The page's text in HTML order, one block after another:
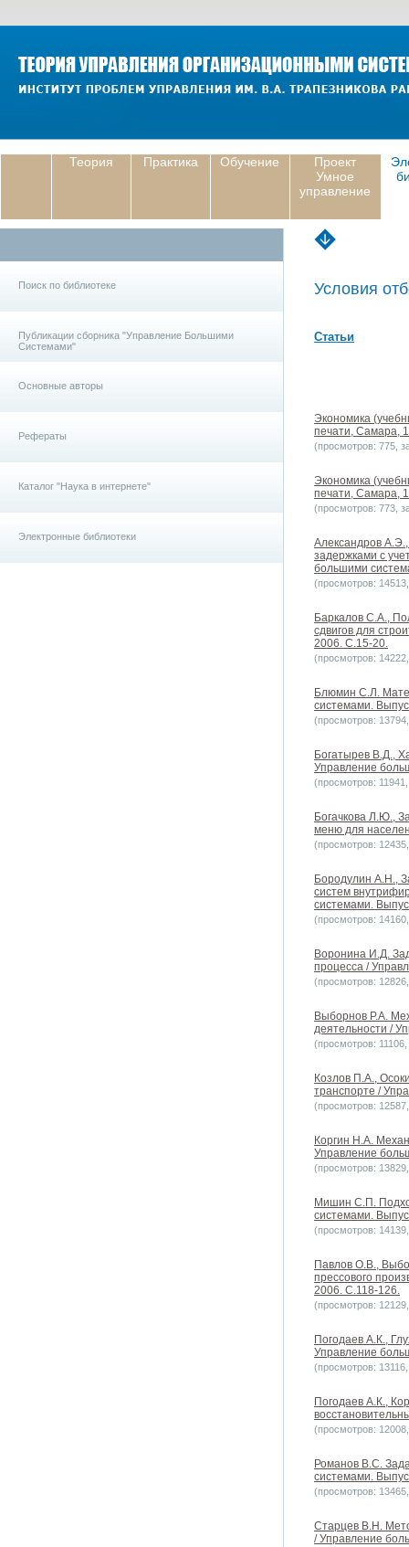
Теория Практика Обучение
Проект
Умное
управление
Поиск по библиотеке
Публикации сборника "Управление Большими
Системами"
Основные авторы
Рефераты
Каталог "Наука в интернете"
Электронные библиотеки
Условия
Статьи
Экономика
печати, Самара,
(просмотров: 775,
Экономика
печати, Самара,
(просмотров: 773,
Александров
задержками с
большими
(просмотров:
Баркалов С.А.,
сдвигов для
2006. С.15-20.
(просмотров:
Блюмин С.Л.
системами.
(просмотров:
Богатырев В.Д.,
Управление
(просмотров:
Богачкова Л.Ю.,
меню для
(просмотров:
Бородулин А.Н.,
систем
системами.
(просмотров:
Воронина И.Д.
процесса /
(просмотров:
Выборнов Р.А.
деятельности /
(просмотров:
Козлов П.А.,
транспорте /
(просмотров:
Коргин Н.А.
Управление
(просмотров:
Мишин С.П.
системами.
(просмотров:
Павлов О.В.,
прессового
2006. С.118-126.
(просмотров:
Погодаев А.К.,
Управление
(просмотров:
Погодаев А.К.,
(просмотров:
Романов В.С.
системами.
(просмотров:
Старцев В.Н.
/ Управление